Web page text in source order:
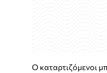
Ο καταρτιζόμενοι